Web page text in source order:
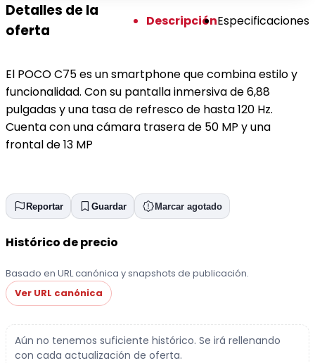
Detalles de la
oferta
DescripciónEspecificaciones
El POCO C75 es un smartphone que combina estilo y
funcionalidad. Con su pantalla inmersiva de 6,88
pulgadas y una tasa de refresco de hasta 120 Hz.
Cuenta con una cámara trasera de 50 MP y una
frontal de 13 MP
Reportar Guardar Marcar agotado
Histórico de precio
Basado en URL canónica y snapshots de publicación.
Ver URL canónica
Aún no tenemos suficiente histórico. Se irá rellenando
con cada actualización de oferta.